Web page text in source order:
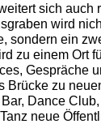
sich auch
wird
sondern ein
zu einem Ort
Gespräche
Brücke zu
Dance
neue